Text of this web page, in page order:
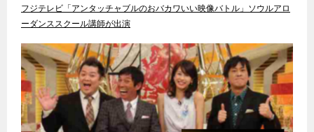
フジテレビ「アンタッチャブルのおバカワいい映像バトル」ソウルアロ
ーダンススクール講師が出演